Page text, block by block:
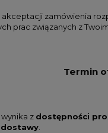
zamówienia
prac związanych z
Termin
wynika z dostępności